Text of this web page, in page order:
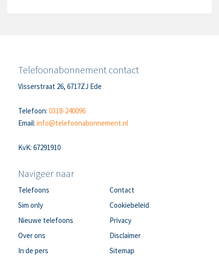
Telefoonabonnement contact
Visserstraat 26, 6717ZJ Ede
Telefoon:0318-240096
Email:info@telefoonabonnement.nl
KvK: 67291910
Navigeer naar
Telefoons
Sim only
Nieuwe telefoons
Over ons
In de pers
Contact
Cookiebeleid
Privacy
Disclaimer
Sitemap